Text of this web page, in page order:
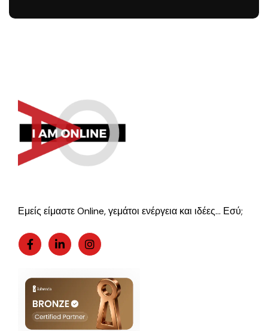
Εμείς είμαστε Online, γεμάτοι ενέργεια και ιδέες… Εσύ;